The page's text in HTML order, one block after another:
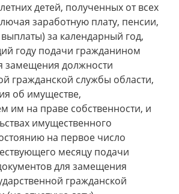
детей, полученных от всех
заработную плату, пенсии,
за календарный год,
году подачи гражданином
замещения должности
гражданской службы области,
об имуществе,
им на праве собственности, и
имущественного
на первое число
месяцу подачи
для замещения
гражданской